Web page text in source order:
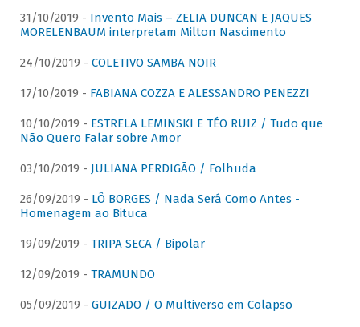
31/10/2019 - Invento Mais – ZELIA DUNCAN E JAQUES
MORELENBAUM interpretam Milton Nascimento
24/10/2019 - COLETIVO SAMBA NOIR
17/10/2019 - FABIANA COZZA E ALESSANDRO PENEZZI
10/10/2019 - ESTRELA LEMINSKI E TÉO RUIZ / Tudo que
Não Quero Falar sobre Amor
03/10/2019 - JULIANA PERDIGÃO / Folhuda
26/09/2019 - LÔ BORGES / Nada Será Como Antes -
Homenagem ao Bituca
19/09/2019 - TRIPA SECA / Bipolar
12/09/2019 - TRAMUNDO
05/09/2019 - GUIZADO / O Multiverso em Colapso